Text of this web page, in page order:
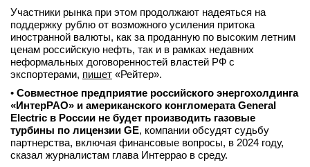
Участники рынка при этом продолжают надеяться на
поддержку рублю от возможного усиления притока
иностранной валюты, как за проданную по высоким летним
ценам российскую нефть, так и в рамках недавних
неформальных договоренностей властей РФ с
экспортерами, пишет «Рейтер».
• Совместное предприятие российского энергохолдинга
«ИнтерРАО» и американского конгломерата General
Electric в России не будет производить газовые
турбины по лицензии GE, компании обсудят судьбу
партнерства, включая финансовые вопросы, в 2024 году,
сказал журналистам глава Интеррао в среду.